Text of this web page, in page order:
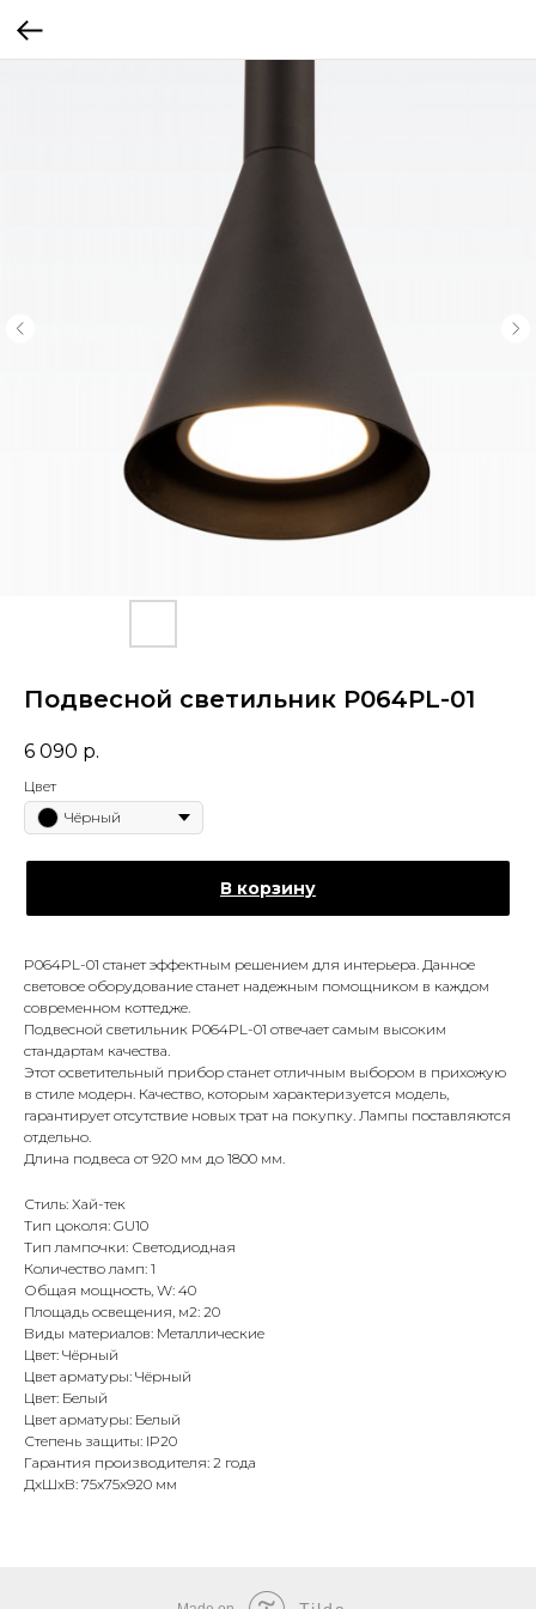
Подвесной светильник P064PL-01
6 090 р.
Цвет
Чёрный
В корзину
P064PL-01 станет эффектным решением для интерьера. Данное
световое оборудование станет надежным помощником в каждом
современном коттедже.
Подвесной светильник P064PL-01 отвечает самым высоким
стандартам качества.
Этот осветительный прибор станет отличным выбором в прихожую
в стиле модерн. Качество, которым характеризуется модель,
гарантирует отсутствие новых трат на покупку. Лампы поставляются
отдельно.
Длина подвеса от 920 мм до 1800 мм.
Стиль: Хай-тек
Тип цоколя: GU10
Тип лампочки: Светодиодная
Количество ламп: 1
Общая мощность, W: 40
Площадь освещения, м2: 20
Виды материалов: Металлические
Цвет: Чёрный
Цвет арматуры: Чёрный
Цвет: Белый
Цвет арматуры: Белый
Степень защиты: IP20
Гарантия производителя: 2 года
ДxШxВ: 75x75x920 мм